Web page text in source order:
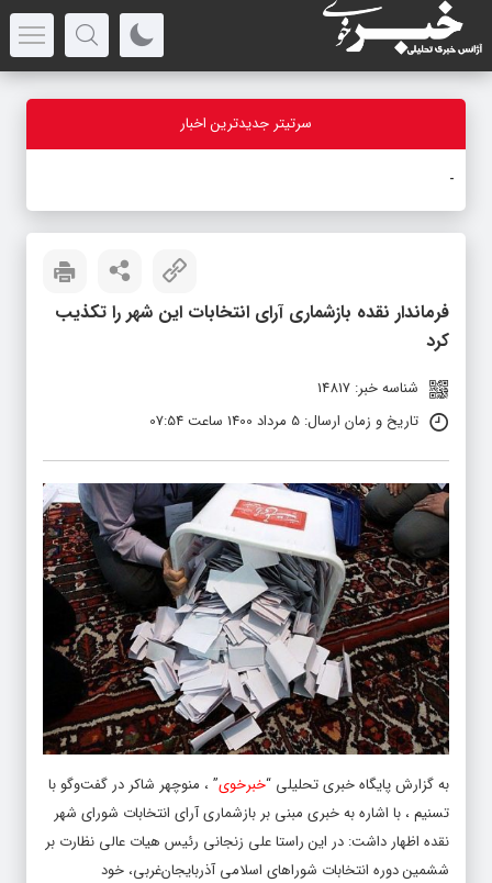
سرتیتر جدیدترین اخبار
بازدید
فرماندار نقده بازشماری آرای انتخابات این شهر را تکذیب
کرد
شناسه خبر: 14817
تاریخ و زمان ارسال: 5 مرداد 1400 ساعت 07:54
به گزارش پایگاه خبری تحلیلی “خبرخوی” ، منوچهر شاکر در گفت‌وگو با
تسنیم ، با اشاره به خبری مبنی بر بازشماری آرای انتخابات شورای شهر
نقده اظهار داشت: در این راستا علی زنجانی رئیس هیات عالی نظارت بر
ششمین دوره انتخابات شوراهای اسلامی آذربایجان‌غربی، خود